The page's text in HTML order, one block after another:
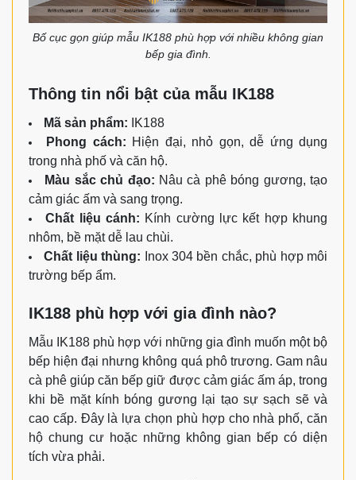
Bố cục gọn giúp mẫu IK188 phù hợp với nhiều không gian
bếp gia đình.
Thông tin nổi bật của mẫu IK188
Mã sản phẩm: IK188
Phong cách: Hiện đại, nhỏ gọn, dễ ứng dụng
trong nhà phố và căn hộ.
Màu sắc chủ đạo: Nâu cà phê bóng gương, tạo
cảm giác ấm và sang trọng.
Chất liệu cánh: Kính cường lực kết hợp khung
nhôm, bề mặt dễ lau chùi.
Chất liệu thùng: Inox 304 bền chắc, phù hợp môi
trường bếp ẩm.
IK188 phù hợp với gia đình nào?
Mẫu IK188 phù hợp với những gia đình muốn một bộ
bếp hiện đại nhưng không quá phô trương. Gam nâu
cà phê giúp căn bếp giữ được cảm giác ấm áp, trong
khi bề mặt kính bóng gương lại tạo sự sạch sẽ và
cao cấp. Đây là lựa chọn phù hợp cho nhà phố, căn
hộ chung cư hoặc những không gian bếp có diện
tích vừa phải.